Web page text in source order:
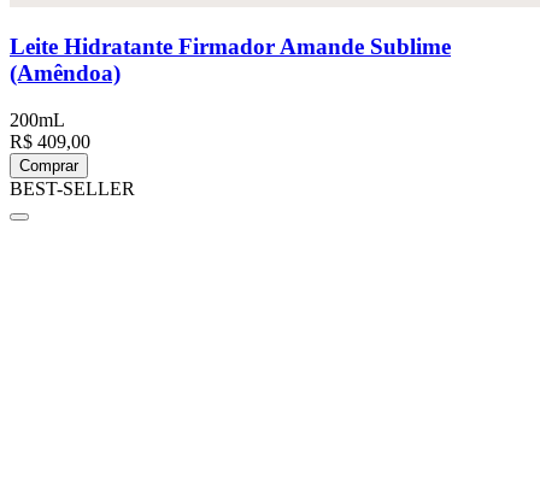
Leite Hidratante Firmador Amande Sublime
(Amêndoa)
200mL
R$ 409,00
Comprar
BEST-SELLER